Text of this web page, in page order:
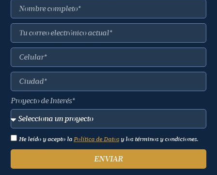
Proyecto de Interés*
He leído y acepto la Política de Datos y los términos y condiciones.
ENVIAR